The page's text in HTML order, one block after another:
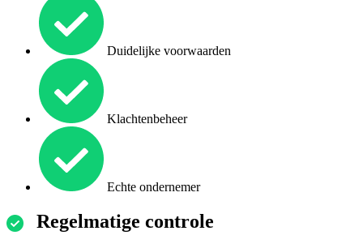
Duidelijke voorwaarden
Klachtenbeheer
Echte ondernemer
Regelmatige controle